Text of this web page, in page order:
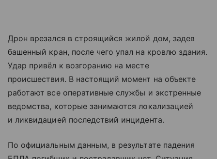
Дрон врезался в строящийся жилой дом, задев
башенный кран, после чего упал на кровлю здания.
Удар привёл к возгоранию на месте
происшествия. В настоящий момент на объекте
работают все оперативные службы и экстренные
ведомства, которые занимаются локализацией
и ликвидацией последствий инцидента.
По официальным данным, в результате падения